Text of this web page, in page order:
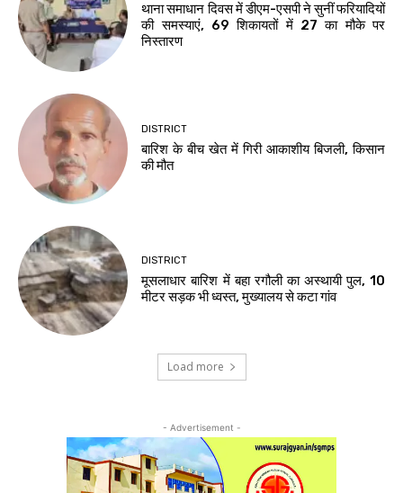
थाना समाधान दिवस में डीएम-एसपी ने सुनीं फरियादियों
की समस्याएं, 69 शिकायतों में 27 का मौके पर
निस्तारण
DISTRICT
बारिश के बीच खेत में गिरी आकाशीय बिजली, किसान
की मौत
DISTRICT
मूसलाधार बारिश में बहा रगौली का अस्थायी पुल, 10
मीटर सड़क भी ध्वस्त, मुख्यालय से कटा गांव
Load more
- Advertisement -